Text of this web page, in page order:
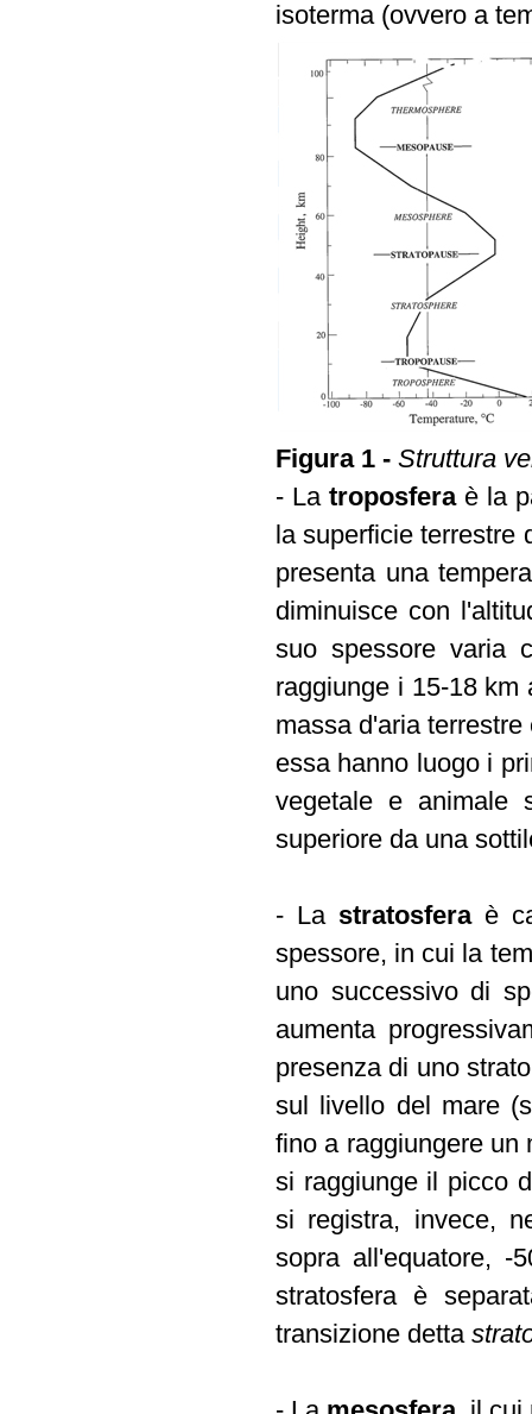
isoterma (ovvero a
Figura 1 - Struttura
- Latroposfera è la
la superficie terrestre
presenta una
diminuisce con
suo spessore varia
raggiunge i 15-18 km
massa d'aria
essa hanno luogo i
vegetale e animale
superiore da una
- La stratosferaè
spessore, in cui la
uno successivo di
aumenta
presenza di uno
sul livello del mare
fino a raggiungere un
si raggiunge il picco
si registra, invece,
sopra all'equatore,
stratosfera è
transizione detta